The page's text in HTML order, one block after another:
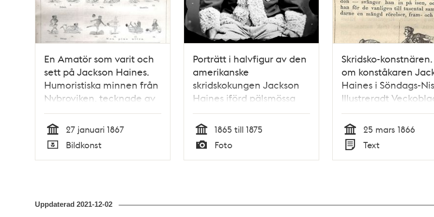
En Amatör som varit och
sett på Jackson Haines.
Humoristiska minnen från
Nybroviken, tecknade av
RUDIS. Bildskämt i
Söndags-Nisse –
Illustreradt Veckoblad för
Skämt, Humor och Satir,
nr 4, den 27 januari 1867
Tid
27 januari 1867
Typ
Bildkonst
Porträtt i halvfigur av den
amerikanske
skridskokungen Jackson
Haines iförd pälsmössa
och pälsbrämad jacka
med medaljer på bröstet
Tid
1865 till 1875
Typ
Foto
Skridsko-
om konståkaren
Haines i Söndags-
Illustreradt
Skämt, Humor och
nr 12, den 25 mars
Tid
25 mars 1866
Typ
Text
Uppdaterad 2021-12-02